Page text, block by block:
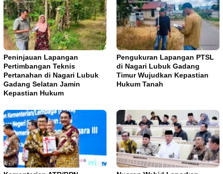
Peninjauan Lapangan
Pertimbangan Teknis
Pertanahan di Nagari Lubuk
Gadang Selatan Jamin
Kepastian Hukum
Pengukuran Lapangan PTSL
di Nagari Lubuk Gadang
Timur Wujudkan Kepastian
Hukum Tanah